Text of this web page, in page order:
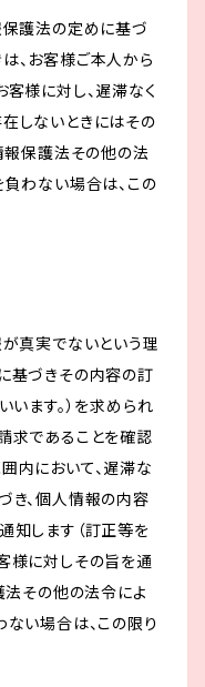
保護法の定めに基づ
、お客様ご本人から
様に対し、遅滞なく
しないときにはその
報保護法その他の法
負わない場合は、この
が真実でないという理
基づきその内容の訂
います。）を求められ
求であることを確認
内において、遅滞な
き、個人情報の内容
知します（訂正等を
様に対しその旨を通
法その他の法令によ
ない場合は、この限り